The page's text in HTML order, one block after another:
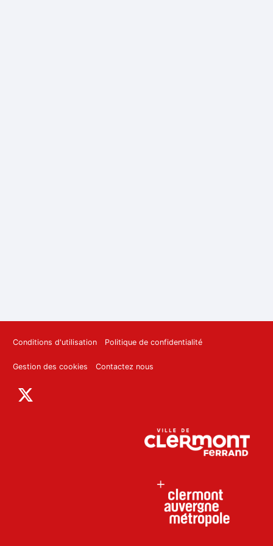
Conditions d'utilisation Politique de confidentialité
Gestion des cookies Contactez nous